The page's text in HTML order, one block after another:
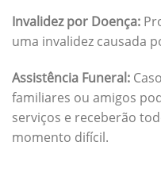
Invalidez por Doença:
uma invalidez causada
Assistência Funeral:
familiares ou amigos
serviços e receberão
momento difícil.